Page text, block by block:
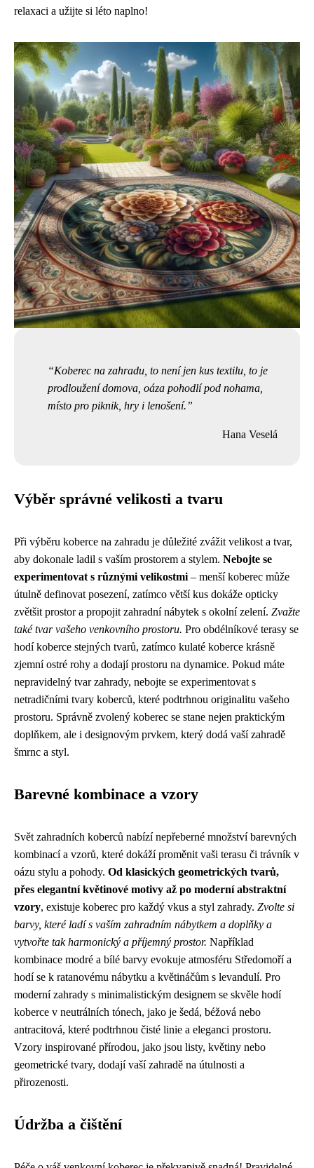
relaxaci a užijte si léto naplno!
Koberec na zahradu, to není jen kus textilu, to je
prodloužení domova, oáza pohodlí pod nohama,
místo pro piknik, hry i lenošení.
Hana Veselá
Výběr správné velikosti a tvaru
Při výběru koberce na zahradu je důležité zvážit velikost a tvar,
aby dokonale ladil s vaším prostorem a stylem. Nebojte se
experimentovat s různými velikostmi – menší koberec může
útulně definovat posezení, zatímco větší kus dokáže opticky
zvětšit prostor a propojit zahradní nábytek s okolní zelení. Zvažte
také tvar vašeho venkovního prostoru. Pro obdélníkové terasy se
hodí koberce stejných tvarů, zatímco kulaté koberce krásně
zjemní ostré rohy a dodají prostoru na dynamice. Pokud máte
nepravidelný tvar zahrady, nebojte se experimentovat s
netradičními tvary koberců, které podtrhnou originalitu vašeho
prostoru. Správně zvolený koberec se stane nejen praktickým
doplňkem, ale i designovým prvkem, který dodá vaší zahradě
šmrnc a styl.
Barevné kombinace a vzory
Svět zahradních koberců nabízí nepřeberné množství barevných
kombinací a vzorů, které dokáží proměnit vaši terasu či trávník v
oázu stylu a pohody. Od klasických geometrických tvarů,
přes elegantní květinové motivy až po moderní abstraktní
vzory, existuje koberec pro každý vkus a styl zahrady. Zvolte si
barvy, které ladí s vaším zahradním nábytkem a doplňky a
vytvořte tak harmonický a příjemný prostor. Například
kombinace modré a bílé barvy evokuje atmosféru Středomoří a
hodí se k ratanovému nábytku a květináčům s levandulí. Pro
moderní zahrady s minimalistickým designem se skvěle hodí
koberce v neutrálních tónech, jako je šedá, béžová nebo
antracitová, které podtrhnou čisté linie a eleganci prostoru.
Vzory inspirované přírodou, jako jsou listy, květiny nebo
geometrické tvary, dodají vaší zahradě na útulnosti a
přirozenosti.
Údržba a čištění